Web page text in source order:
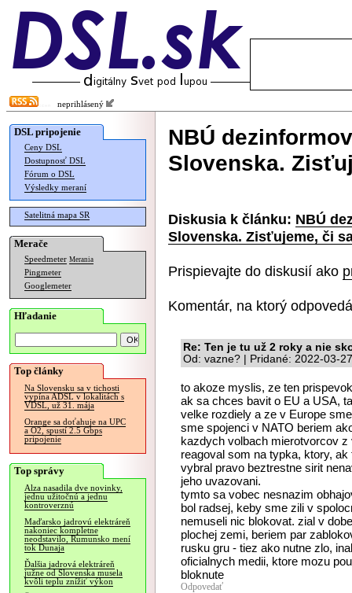
neprihlásený
DSL pripojenie
Ceny DSL
Dostupnosť DSL
Fórum o DSL
Výsledky meraní
Satelitná mapa SR
Merače
Speedmeter Merania
Pingmeter
Googlemeter
Hľadanie
Top články
Na Slovensku sa v tichosti
vypína ADSL v lokalitách s
VDSL, už 31. mája
Orange sa doťahuje na UPC
a O2, spustí 2.5 Gbps
pripojenie
Top správy
Alza nasadila dve novinky,
jednu užitočnú a jednu
kontroverznú
Maďarsko jadrovú elektráreň
nakoniec kompletne
neodstavilo, Rumunsko mení
tok Dunaja
Ďalšia jadrová elektráreň
južne od Slovenska musela
kvôli teplu znížiť výkon
NBÚ
Slovenska.
Diskusia k článku: NBÚ
Slovenska. Zisťujeme, či
Prispievajte do diskusií ako
Komentár, na ktorý
Re: Ten je tu už 2 roky a nie
Od: vazne? | Pridané: 2022-03-
to akoze myslis, ze ten
ak sa chces bavit o EU a USA,
velke rozdiely a ze v Europe
sme spojenci v NATO beriem
kazdych volbach mierotvorcov z
reagoval som na typka, ktory,
vybral pravo beztrestne sirit
jeho uvazovani.
tymto sa vobec nesnazim
bol radsej, keby sme zili v
nemuseli nic blokovat. zial v
plochej zemi, beriem par
rusku gru - tiez ako nutne zlo,
oficialnych medii, ktore mozu
bloknute
Odpovedať